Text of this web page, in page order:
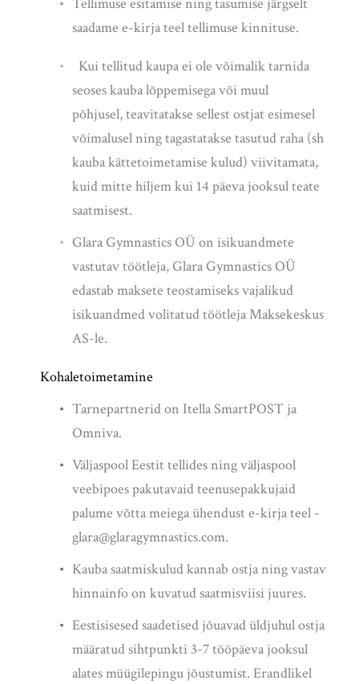
Tellimuse esitamise ning tasumise järgselt
saadame e-kirja teel tellimuse kinnituse.
Kui tellitud kaupa ei ole võimalik tarnida
seoses kauba lõppemisega või muul
põhjusel,teavitatakse sellest ostjat esimesel
võimalusel ning tagastatakse tasutud raha (sh
kauba kättetoimetamise kulud) viivitamata,
kuid mitte hiljem kui 14 päeva jooksul teate
saatmisest.
Glara Gymnastics OÜ on isikuandmete
vastutav töötleja, Glara Gymnastics OÜ
edastab maksete teostamiseks vajalikud
isikuandmed volitatud töötleja Maksekeskus
AS-le.
Kohaletoimetamine
Tarnepartnerid on Itella SmartPOST ja
Omniva.
Väljaspool Eestit tellides ningväljaspool
veebipoes pakutavaid teenusepakkujaid
palume võtta meiega ühendust e-kirja teel -
glara@glaragymnastics.com.
Kauba saatmiskulud kannab ostja ning vastav
hinnainfo on kuvatud saatmisviisi juures.
Eestisisesed saadetised jõuavad üldjuhul ostja
määratud sihtpunkti 3-7 tööpäeva jooksul
alates müügilepingu jõustumist. Erandlikel